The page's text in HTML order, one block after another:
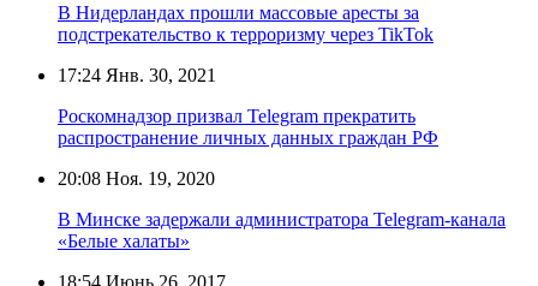
В Нидерландах прошли массовые аресты за
подстрекательство к терроризму через TikTok
17:24 Янв. 30, 2021
Роскомнадзор призвал Telegram прекратить
распространение личных данных граждан РФ
20:08 Ноя. 19, 2020
В Минске задержали администратора Telegram-канала
«Белые халаты»
18:54 Июнь 26, 2017